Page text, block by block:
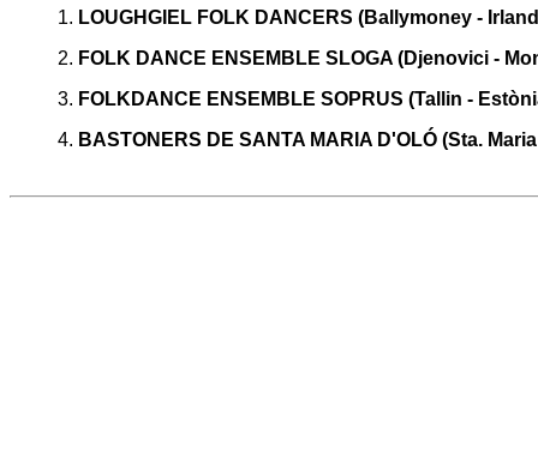
1. LOUGHGIEL FOLK DANCERS (Ballymoney -
2. FOLK DANCE ENSEMBLE SLOGA (Djenovici -
3. FOLKDANCE ENSEMBLE SOPRUS (Tallin -
4. BASTONERS DE SANTA MARIA D'OLÓ (Sta.